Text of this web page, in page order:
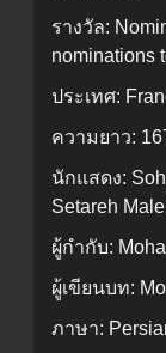
รางวัล:
nominations
ประเทศ:
ความยาว:
นักแสดง:
Setareh
ผู้กำกับ:
ผู้เขียนบท:
ภาษา: